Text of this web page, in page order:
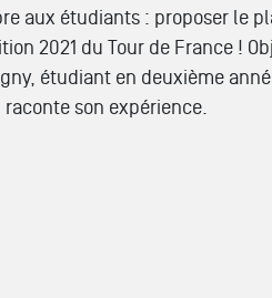
aux étudiants : proposer le
2021 du Tour de France !
étudiant en deuxième
raconte son expérience.